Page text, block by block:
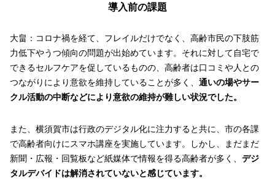
導入前の課題
大畠：コロナ禍を経て、フレイルだけでなく、高齢市民の下肢筋
力低下やうつ傾向の問題が出始めています。それに対して自宅で
できるセルフケアを促しているものの、高齢者は口コミや人との
つながりにより意欲を維持していることが多く、 通いの場やサー
クル活動の中断などにより意欲の維持が難しい状況でした。
また、横須賀市は行政のデジタル化に注力すると共に、市の各課
で高齢者向けにスマホ講座を実施しています。しかし、まだまだ
新聞・広報・回覧板など紙媒体で情報を得る高齢者が多く、 デジ
タルデバイドは解消されていないと感じています。